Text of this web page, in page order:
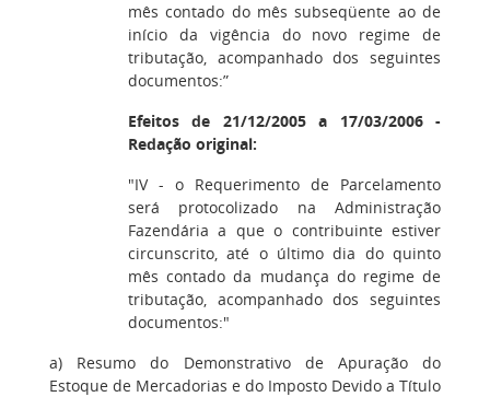
mês contado do mês subseqüente ao de
início da vigência do novo regime de
tributação, acompanhado dos seguintes
documentos:”
Efeitos de 21/12/2005 a 17/03/2006 -
Redação original:
"IV - o Requerimento de Parcelamento
será protocolizado na Administração
Fazendária a que o contribuinte estiver
circunscrito, até o último dia do quinto
mês contado da mudança do regime de
tributação, acompanhado dos seguintes
documentos:"
a) Resumo do Demonstrativo de Apuração do
Estoque de Mercadorias e do Imposto Devido a Título